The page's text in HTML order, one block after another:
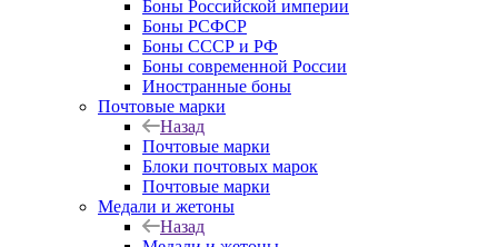
Боны Российской империи
Боны РСФСР
Боны СССР и РФ
Боны современной России
Иностранные боны
Почтовые марки
Назад
Почтовые марки
Блоки почтовых марок
Почтовые марки
Медали и жетоны
Назад